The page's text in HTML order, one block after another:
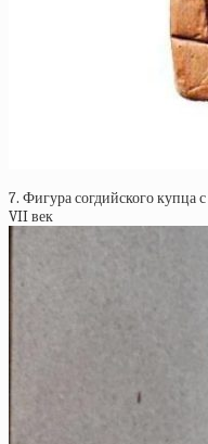
7. Фигура согдийского купца
VII век